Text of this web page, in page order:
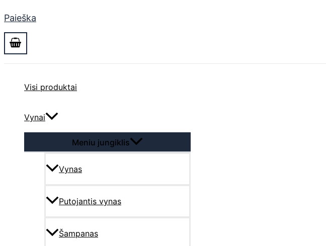
Paieška
Visi produktai
Vynai
Meniu jungiklis
Vynas
Putojantis vynas
Šampanas